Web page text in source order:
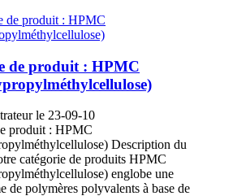
de produit : HPMC
le 23-09-10
produit : HPMC
Description du
catégorie de produits HPMC
englobe une
de polymères polyvalents à base de